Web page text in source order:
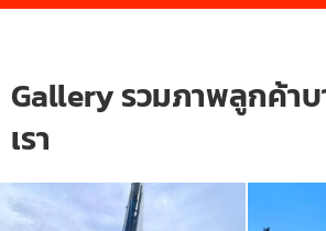
Gallery รวมภาพลูกค้า
เรา